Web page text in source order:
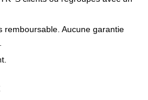
remboursable. Aucune garantie